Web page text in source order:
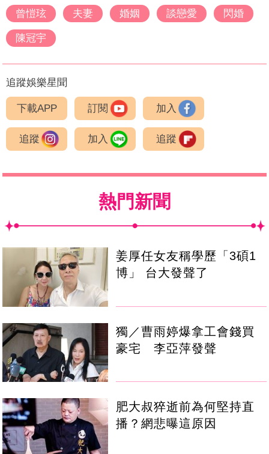
曾愷玹
夫妻 婚姻 談戀愛 閃婚
陳冠宇
追蹤娛樂星聞
下載APP 訂閱 加入
追蹤 加入 追蹤
熱門新聞
姜厚任女友稱學歷「3碩1
博」 台大發聲了
獨／曹雨婷爆拿工會錢買
豪宅 李亞萍發聲
肥大叔猝逝前為何堅持直
播？網悲曝這原因